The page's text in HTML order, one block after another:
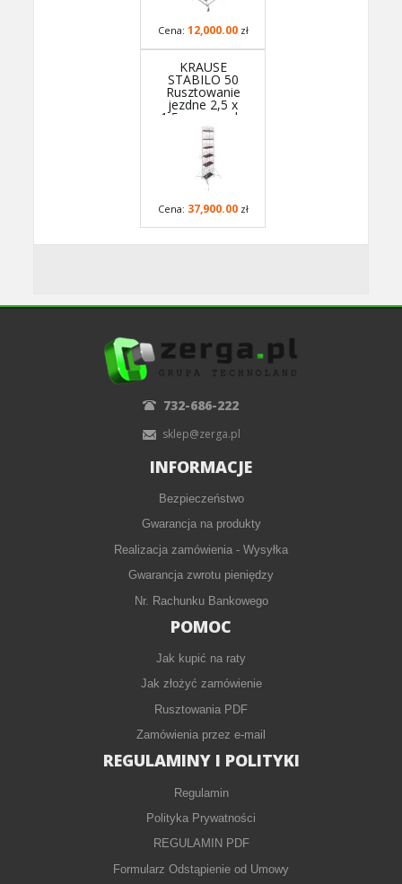
Cena: 12,000.00zł
KRAUSE
STABILO 50
Rusztowanie
jezdne 2,5 x
1,5m, wys.rob.
13,4m - 782113P
- GUARDMATIC
Nowa norma PN
EN 1004-1
Cena: 37,900.00zł
732-686-222
sklep@zerga.pl
INFORMACJE
Bezpieczeństwo
Gwarancja na produkty
Realizacja zamówienia - Wysyłka
Gwarancja zwrotu pieniędzy
Nr. Rachunku Bankowego
POMOC
Jak kupić na raty
Jak złożyć zamówienie
Rusztowania PDF
Zamówienia przez e-mail
REGULAMINY I POLITYKI
Regulamin
Polityka Prywatności
REGULAMIN PDF
Formularz Odstąpienie od Umowy